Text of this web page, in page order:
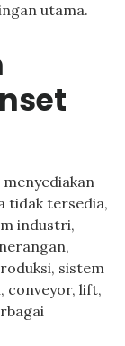
utama.
tidak tersedia,
industri,
sistem
conveyor, lift,